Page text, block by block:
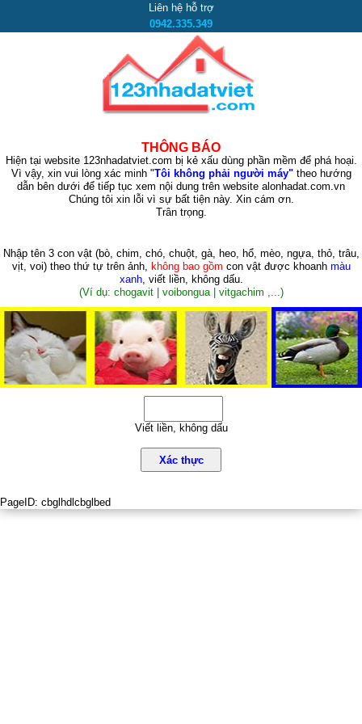
Liên hệ hỗ trợ
0942.335.349
THÔNG BÁO
Hiện tại website 123nhadatviet.com bị kẻ xấu dùng phần mềm để phá hoại.
Vì vậy, xin vui lòng xác minh "Tôi không phải người máy"theo hướng
dẫn bên dưới để tiếp tục xem nội dung trên website alonhadat.com.vn
Chúng tôi xin lỗi vì sự bất tiện này. Xin cám ơn.
Trân trọng.
Nhập tên 3 con vật (bò, chim, chó, chuột, gà, heo, hổ, mèo, ngựa, thỏ, trâu,
vịt, voi)theo thứ tự trên ảnh, không bao gồm con vật được khoanh màu
xanh, viết liền, không dấu.
(Ví dụ: chogavit | voibongua | vitgachim ,...)
Viết liền, không dấu
Xác thực
PageID: cbglhdlcbglbed